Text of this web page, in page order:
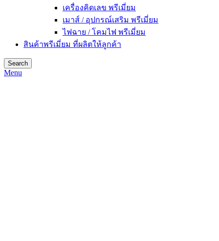
เครื่องคิดเลข พรีเมี่ยม
เมาส์ / อุปกรณ์เสริม พรีเมี่ยม
ไฟฉาย / โคมไฟ พรีเมี่ยม
สินค้าพรีเมี่ยม ที่ผลิตให้ลูกค้า
Search
Menu